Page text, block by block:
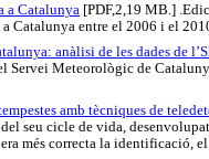
a Catalunya [PDF,2,19 MB.]
Catalunya entre el 2006 i el
anàlisi de les dades de
Meteorològic de
amb tècniques de
seu cicle de vida,
més correcta la identificació,